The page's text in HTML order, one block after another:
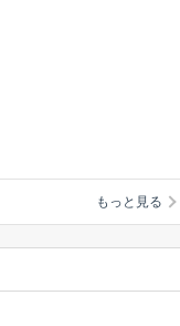
もっと見る